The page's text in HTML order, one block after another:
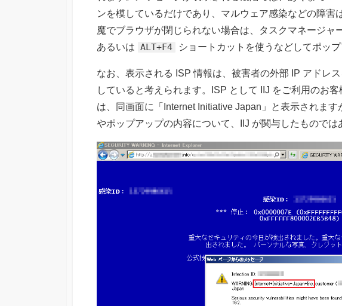
ンを模しているだけであり、マルウェア感染などの障害
魔でブラウザが閉じられない場合は、タスクマネージャ
あるいは
ALT+F4 ショートカットを使うなどしてポッ
なお、表示される ISP 情報は、被害者の外部 IP アドレ
していると考えられます。ISP として IIJ をご利用のお
は、同画面に「Internet Initiative Japan」と表示されま
やポップアップの内容について、IIJ が関与したものでは